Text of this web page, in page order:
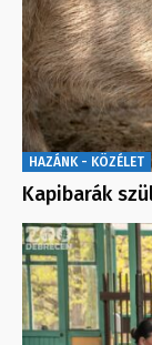
HAZÁNK - KÖZÉLET
Kapibarák